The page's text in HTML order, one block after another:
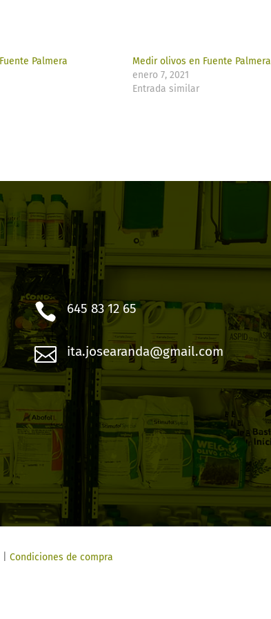
Palmera
Medir olivos en Fuente Palmera
enero 7, 2021
Entrada similar
 645 83 12 65
 ita.josearanda@gmail.com
|Condiciones de compra